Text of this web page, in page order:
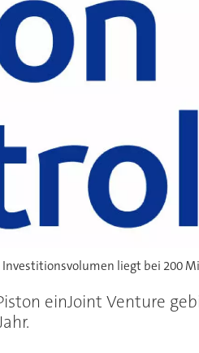
liegt bei 200
einJoint Venture